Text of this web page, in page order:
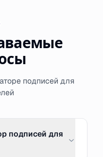
подписей для
подписей для